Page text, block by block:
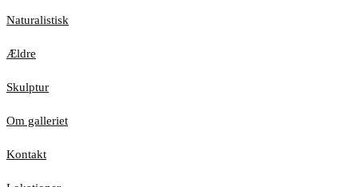
Naturalistisk
Ældre
Skulptur
Om galleriet
Kontakt